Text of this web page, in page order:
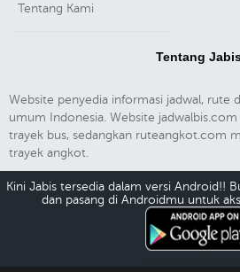
Tentang Kami
Tentang
Website penyedia informasi jadwal, rute
umum Indonesia. Website
trayek bus, sedangkan ruteangkot.com
trayek angkot.
Kini Jabis tersedia dalam versi Android!!
dan pasang di Androidmu untuk